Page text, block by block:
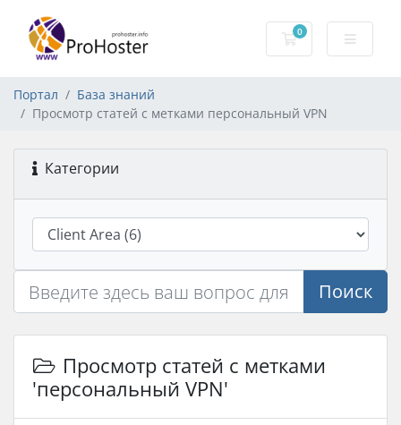
0
Корзина
Портал
База знаний
Просмотр статей с метками персональный VPN
Категории
Поиск
Просмотр статей с метками
'персональный VPN'